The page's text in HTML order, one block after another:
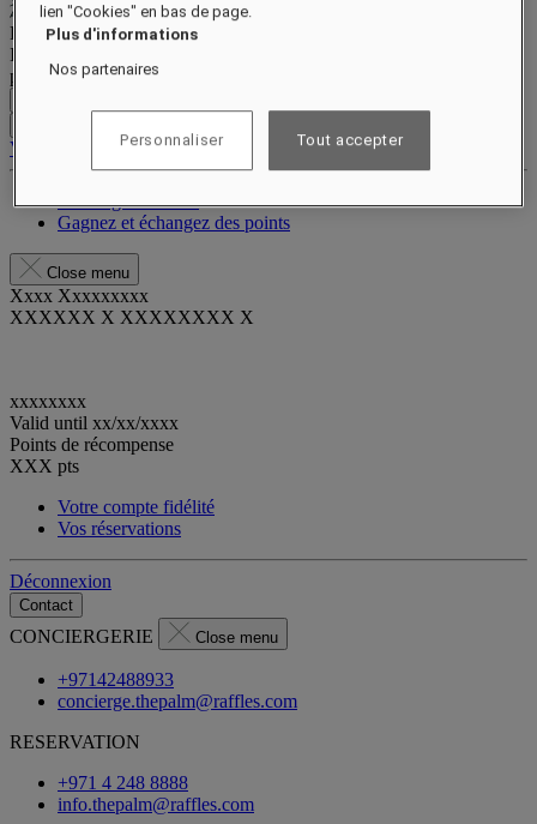
Programme de fidélité
Inscrivez-vous dès aujourd’hui pour économiser à chaque séjour et
profiter d’avantages exclusifs.
Vos réservations
Avantages et statut
Gagnez et échangez des points
Close menu
Xxxx Xxxxxxxxx
XXXXXX X XXXXXXXX X
xxxxxxxx
Valid until xx/xx/xxxx
Points de récompense
XXX pts
Votre compte fidélité
Vos réservations
Déconnexion
Contact
CONCIERGERIE Close menu
+97142488933
concierge.thepalm@raffles.com
RESERVATION
+971 4 248 8888
info.thepalm@raffles.com
lien "Cookies" en bas de page.
Plus d'informations
Nos partenaires
Personnaliser Tout accepter